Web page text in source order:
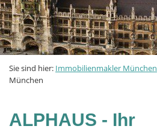
Sie sind hier: Immobilienmakler München
München
ALPHAUS - Ihr